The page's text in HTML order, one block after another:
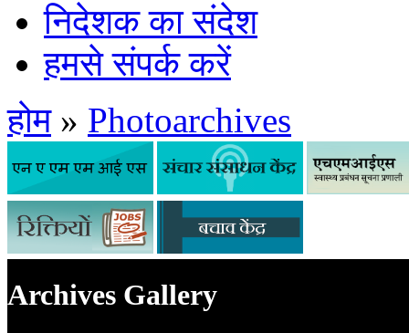
निदेशक का संदेश
हमसे संपर्क करें
होम» Photoarchives
Archives Gallery